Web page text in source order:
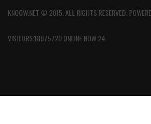
KNOOW.NET © 2015. ALL RIGHTS RESERVED.
VISITORS:18875720 ONLINE NOW:24